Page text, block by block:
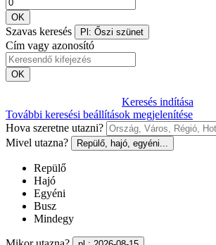
OK
Szavas keresés Pl: Őszi szünet
Cím vagy azonosító
OK
Keresés indítása
További keresési beállítások megjelenítése
Hova szeretne utazni?
Mivel utazna?
Repülő, hajó, egyéni...
Repülő
Hajó
Egyéni
Busz
Mindegy